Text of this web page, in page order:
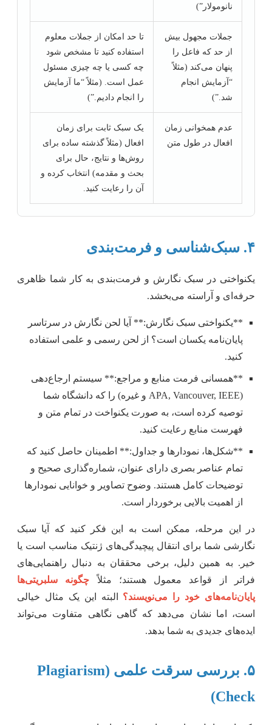
نانومولار”)
جملات مجهول بیش
از حد که فاعل را
پنهان می‌کند (مثلاً
“آزمایش انجام
شد.”)
تا حد امکان از جملات معلوم
استفاده کنید تا مشخص شود
چه کسی یا چه چیزی مسئول
عمل است. (مثلاً “ما آزمایش
را انجام دادیم.”)
عدم همخوانی زمان
افعال در طول متن
یک سبک ثابت برای زمان
افعال (مثلاً گذشته ساده برای
روش‌ها و نتایج، حال برای
بحث و مقدمه) انتخاب کرده و
آن را رعایت کنید.
۴. سبک‌شناسی و فرمت‌بندی
یکنواختی در سبک نگارش و فرمت‌بندی به کار شما ظاهری
حرفه‌ای و آراسته می‌بخشد.
**یکنواختی سبک نگارش:** آیا لحن نگارش در سرتاسر
پایان‌نامه یکسان است؟ از لحن رسمی و علمی استفاده
کنید.
**همسانی فرمت منابع و مراجع:** سیستم ارجاع‌دهی
(APA, Vancouver, IEEE و غیره) را که دانشگاه شما
توصیه کرده است، به صورت یکنواخت در تمام متن و
فهرست منابع رعایت کنید.
**شکل‌ها، نمودارها و جداول:** اطمینان حاصل کنید که
تمام عناصر بصری دارای عنوان، شماره‌گذاری صحیح و
توضیحات کامل هستند. وضوح تصاویر و خوانایی نمودارها
از اهمیت بالایی برخوردار است.
در این مرحله، ممکن است به این فکر کنید که آیا سبک
نگارشی شما برای انتقال پیچیدگی‌های ژنتیک مناسب است یا
خیر. به همین دلیل، برخی محققان به دنبال راهنمایی‌های
فراتر از قواعد معمول هستند؛ مثلاً چگونه سلبریتی‌ها
پایان‌نامه‌های خود را می‌نویسند؟ البته این یک مثال خیالی
است، اما نشان می‌دهد که گاهی نگاهی متفاوت می‌تواند
ایده‌های جدیدی به شما بدهد.
۵. بررسی سرقت علمی (Plagiarism
Check)